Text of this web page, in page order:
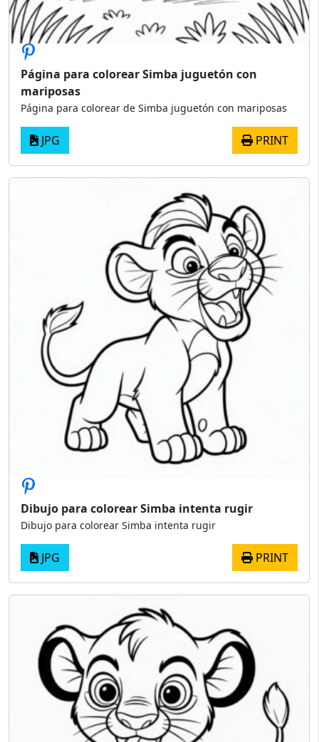
Página para colorear Simba juguetón con
mariposas
Página para colorear de Simba juguetón con mariposas
JPG PRINT
Dibujo para colorear Simba intenta rugir
Dibujo para colorear Simba intenta rugir
JPG PRINT